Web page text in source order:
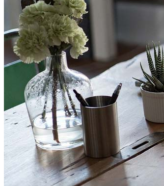
房地产作为投资
投资在德国
分享优惠
资产交易
投资
投资 1×1